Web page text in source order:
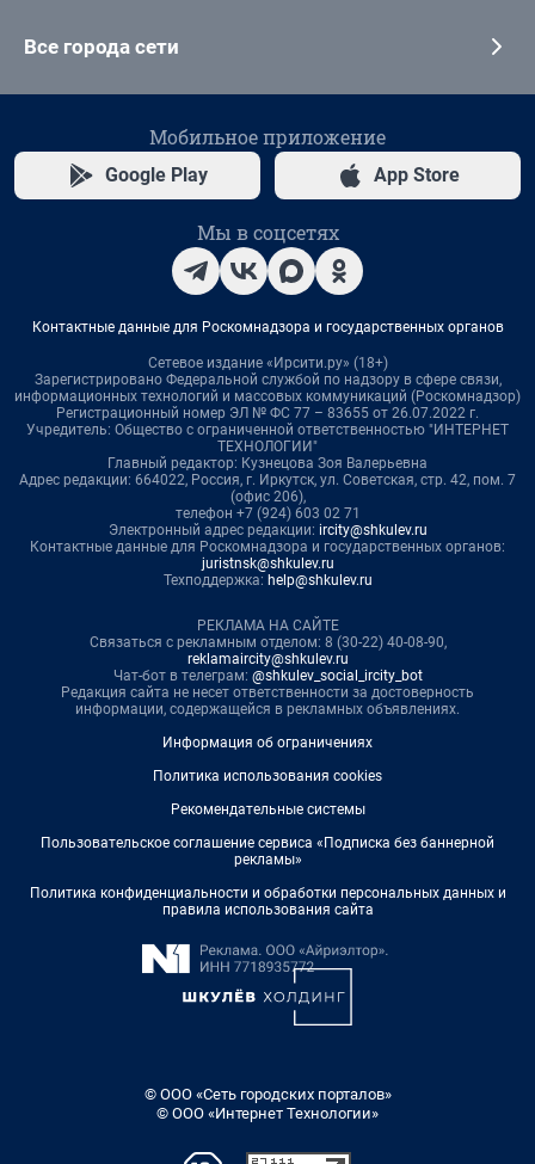
Все города сети
Мобильное приложение
Google Play App Store
Мы в соцсетях
Контактные данные для Роскомнадзора и государственных органов
Сетевое издание «Ирсити.ру» (18+)
Зарегистрировано Федеральной службой по надзору в сфере связи,
информационных технологий и массовых коммуникаций (Роскомнадзор)
Регистрационный номер ЭЛ № ФС 77 – 83655 от 26.07.2022 г.
Учредитель: Общество с ограниченной ответственностью "ИНТЕРНЕТ
ТЕХНОЛОГИИ"
Главный редактор: Кузнецова Зоя Валерьевна
Адрес редакции: 664022, Россия, г. Иркутск, ул. Советская, стр. 42, пом. 7
(офис 206),
телефон +7 (924) 603 02 71
Электронный адрес редакции: ircity@shkulev.ru
Контактные данные для Роскомнадзора и государственных органов:
juristnsk@shkulev.ru
Техподдержка: help@shkulev.ru
РЕКЛАМА НА САЙТЕ
Связаться с рекламным отделом: 8 (30-22) 40-08-90,
reklamaircity@shkulev.ru
Чат-бот в телеграм: @shkulev_social_ircity_bot
Редакция сайта не несет ответственности за достоверность
информации, содержащейся в рекламных объявлениях.
Информация об ограничениях
Политика использования cookies
Рекомендательные системы
Пользовательское соглашение сервиса «Подписка без баннерной
рекламы»
Политика конфиденциальности и обработки персональных данных и
правила использования сайта
© ООО «Сеть городских порталов»
© ООО «Интернет Технологии»